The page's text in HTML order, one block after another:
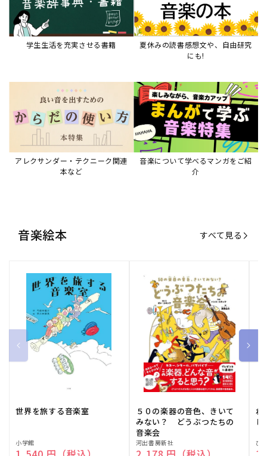
学生生活を充実させる書籍
夏休みの読書感想文や、自由研究
にも!
アレクサンダー・テクニーク関連
本など
音楽について学べるマンガをご紹
介
音楽絵本 すべて見る
世界を旅する音楽室
販
小学館
５０の楽器の音色、きいて
みない？ どうぶつたちの
音楽会
販
河出書房新社
ね
販ひ